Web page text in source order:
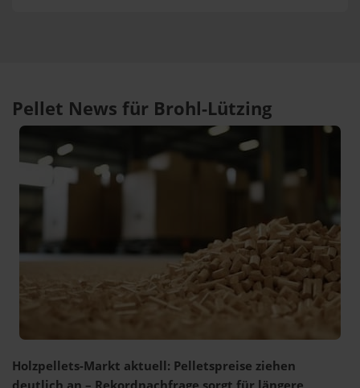
Pellet News für Brohl-Lützing
Holzpellets-Markt aktuell: Pelletspreise ziehen